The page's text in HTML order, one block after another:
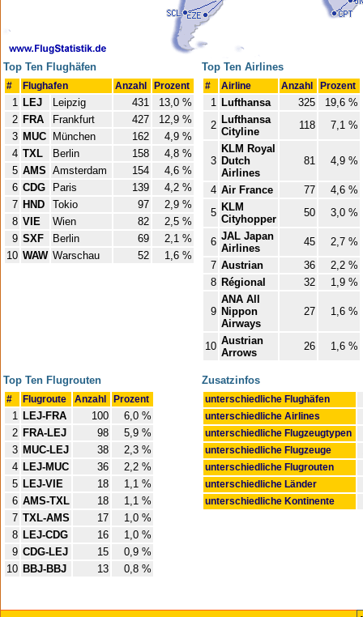
Top Ten Flughäfen
# Flughafen Anzahl Prozent
1 LEJ Leipzig 431
13,0 %
2 FRA Frankfurt 427
12,9 %
3 MUC München 162
4,9 %
4 TXL Berlin 158
4,8 %
5 AMS Amsterdam 154
4,6 %
6 CDG Paris 139
4,2 %
7 HND Tokio 97
2,9 %
8 VIE Wien 82
2,5 %
9 SXF Berlin 69
2,1 %
10 WAW Warschau 52 1,6 %
Top Ten Airlines
# Airline Anzahl Prozent
1 Lufthansa 325
19,6 %
2 Lufthansa
Cityline
118 7,1 %
3
KLM Royal
Dutch
Airlines
81 4,9 %
4 Air France 77
4,6 %
5 KLM
Cityhopper
50 3,0 %
6 JAL Japan
Airlines
45
2,7 %
7 Austrian 36
2,2 %
8 Régional 32 1,9 %
9
ANA All
Nippon
Airways
27 1,6 %
10 Austrian
Arrows
26 1,6 %
Top Ten Flugrouten
# Flugroute Anzahl Prozent
1 LEJ-FRA 100
6,0 %
2 FRA-LEJ 98
5,9 %
3 MUC-LEJ 38
2,3 %
4 LEJ-MUC 36
2,2 %
5 LEJ-VIE 18
1,1 %
6 AMS-TXL 18
1,1 %
7 TXL-AMS 17
1,0 %
8 LEJ-CDG 16
1,0 %
9 CDG-LEJ 15
0,9 %
10 BBJ-BBJ 13 0,8 %
Zusatzinfos
unterschiedliche Flughäfen
unterschiedliche Airlines
unterschiedliche Flugzeugtypen
unterschiedliche Flugzeuge
unterschiedliche Flugrouten
unterschiedliche Länder
unterschiedliche Kontinente